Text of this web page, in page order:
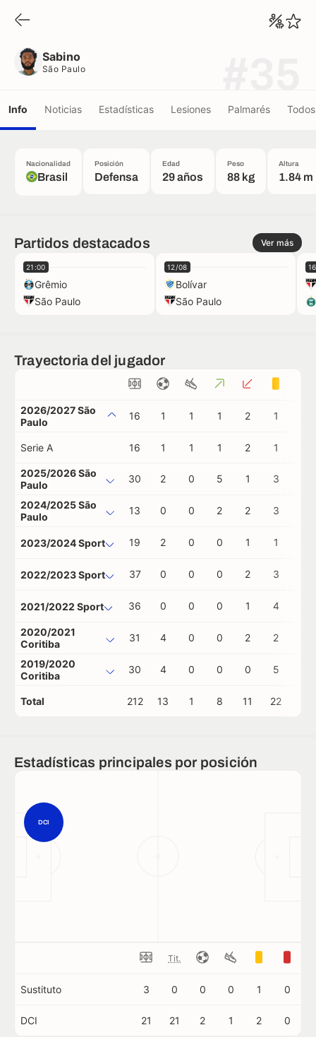
Sabino
São Paulo
Info Noticias Estadísticas Lesiones Palmarés
Nacionalidad
Brasil
Posición
Defensa
Edad
29 años
Peso
88 kg
Altura
1.84 m
Partidos destacados Ver más
21:00
Grêmio
São Paulo
12/08
Bolívar
São Paulo
Trayectoria del jugador
2026/2027 São
Paulo
16 1 1 1 2 1
Serie A 16 1 1 1 2 1
2025/2026 São
Paulo
30 2 0 5 1 3
2024/2025 São
Paulo
13 0 0 2 2 3
2023/2024 Sport 19 2 0 0 1 1
2022/2023 Sport 37 0 0 0 2 3
2021/2022 Sport 36 0 0 0 1 4
2020/2021
Coritiba
31 4 0 0 2 2
2019/2020
Coritiba
30 4 0 0 0 5
Total 212 13 1 8 11 22
Estadísticas principales por posición
DCI
Tit.
Sustituto 3 0 0 0 1 0
DCI 21 21 2 1 2 0